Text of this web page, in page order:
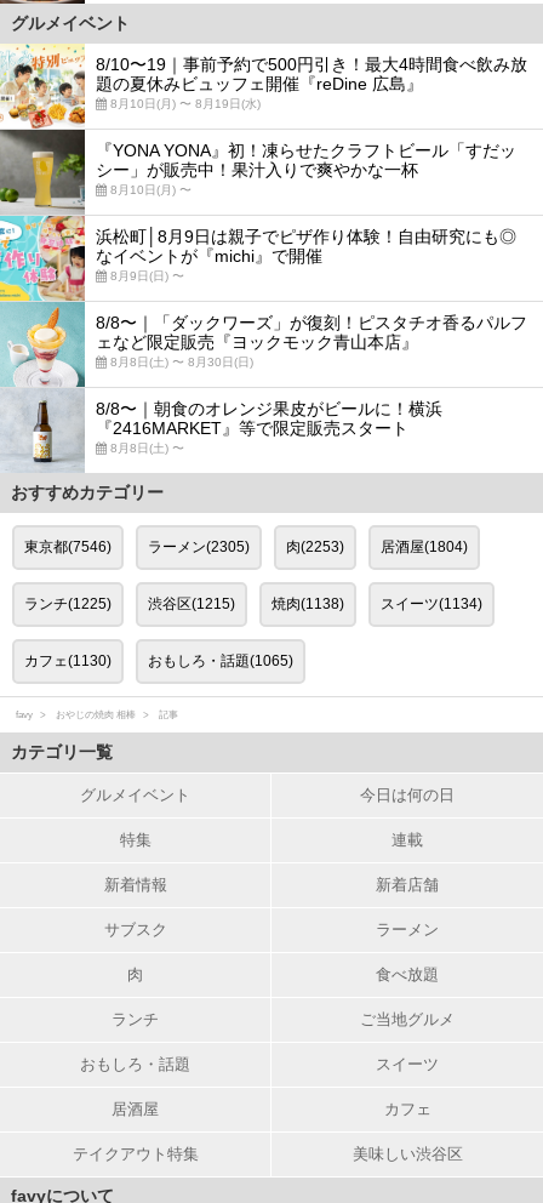
グルメイベント
8/10〜19｜事前予約で500円引き！最大4時間食べ飲み放
題の夏休みビュッフェ開催『reDine 広島』
8月10日(月) 〜 8月19日(水)
『YONA YONA』初！凍らせたクラフトビール「すだッ
シー」が販売中！果汁入りで爽やかな一杯
8月10日(月) 〜
浜松町│8月9日は親子でピザ作り体験！自由研究にも◎
なイベントが『michi』で開催
8月9日(日) 〜
8/8〜｜「ダックワーズ」が復刻！ピスタチオ香るパルフ
ェなど限定販売『ヨックモック青山本店』
8月8日(土) 〜 8月30日(日)
8/8〜｜朝食のオレンジ果皮がビールに！横浜
『2416MARKET』等で限定販売スタート
8月8日(土) 〜
おすすめカテゴリー
東京都(7546) ラーメン(2305) 肉(2253) 居酒屋(1804)
ランチ(1225) 渋谷区(1215) 焼肉(1138) スイーツ(1134)
カフェ(1130) おもしろ・話題(1065)
favy おやじの焼肉 相棒 記事
カテゴリ一覧
グルメイベント 今日は何の日
特集 連載
新着情報 新着店舗
サブスク ラーメン
肉 食べ放題
ランチ ご当地グルメ
おもしろ・話題 スイーツ
居酒屋 カフェ
テイクアウト特集 美味しい渋谷区
favyについて